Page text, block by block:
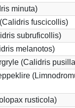
minuta)
fuscicollis)
subruficollis)
melanotos)
(Calidris
rusticola)